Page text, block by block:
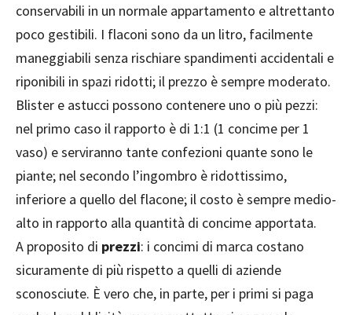
conservabili in un normale appartamento e altrettanto
poco gestibili. I flaconi sono da un litro, facilmente
maneggiabili senza rischiare spandimenti accidentali e
riponibili in spazi ridotti; il prezzo è sempre moderato.
Blister e astucci possono contenere uno o più pezzi:
nel primo caso il rapporto è di 1:1 (1 concime per 1
vaso) e serviranno tante confezioni quante sono le
piante; nel secondo l’ingombro è ridottissimo,
inferiore a quello del flacone; il costo è sempre medio-
alto in rapporto alla quantità di concime apportata.
A proposito di prezzi: i concimi di marca costano
sicuramente di più rispetto a quelli di aziende
sconosciute. È vero che, in parte, per i primi si paga